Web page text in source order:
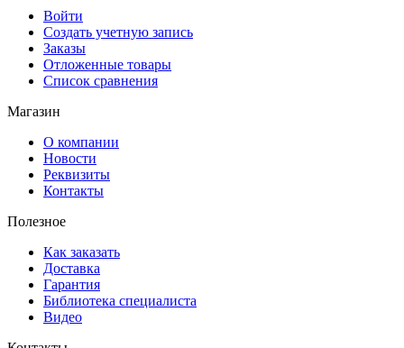
Войти
Создать учетную запись
Заказы
Отложенные товары
Список сравнения
Магазин
О компании
Новости
Реквизиты
Контакты
Полезное
Как заказать
Доставка
Гарантия
Библиотека специалиста
Видео